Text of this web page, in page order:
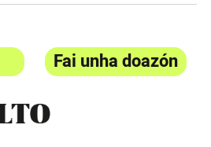
Fai unha doazón